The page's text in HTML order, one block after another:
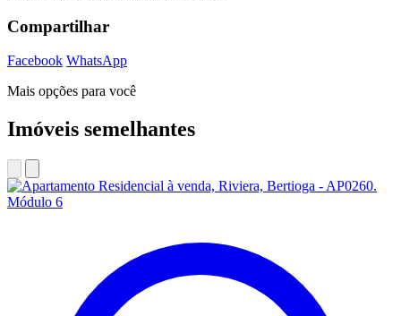
Compartilhar
Facebook WhatsApp
Mais opções para você
Imóveis semelhantes
Módulo 6